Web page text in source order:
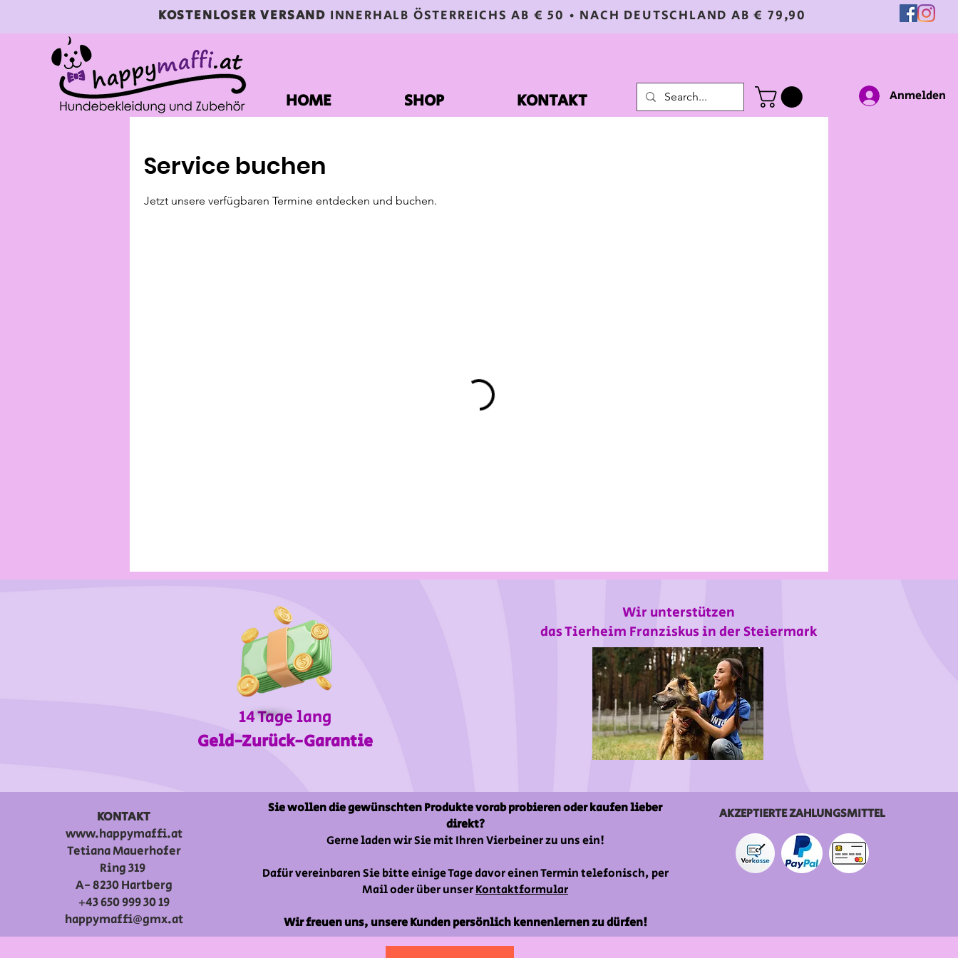
KOSTENLOSER VERSAND INNERHALB ÖSTERREICHS AB € 50 • NACH DEUTSCHLAND AB € 79,90
HOME SHOP KONTAKT Anmelden
Service buchen
Jetzt unsere verfügbaren Termine entdecken und buchen.
14 Tage lang
Geld-Zurück-Garantie
Wir unterstützen
das Tierheim Franziskus in der Steiermark
KONTAKT
www.happymaffi.at
Tetiana Mauerhofer
Ring 319
A- 8230 Hartberg
+43 650 999 30 19
happymaffi@gmx.at
Sie wollen die gewünschten Produkte vorab probieren oder kaufen lieber
direkt?
Gerne laden wir Sie mit Ihren Vierbeiner zu uns ein!
Dafür vereinbaren Sie bitte einige Tage davor einen Termin telefonisch, per
Mail oder über unserKontaktformular
Wir freuen uns, unsere Kunden persönlich kennenlernen zu dürfen!
AKZEPTIERTE ZAHLUNGSMITTEL